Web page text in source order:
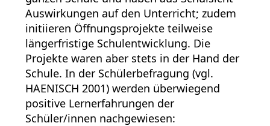
Auswirkungen auf den Unterricht; zudem
initiieren Öffnungsprojekte teilweise
längerfristige Schulentwicklung. Die
Projekte waren aber stets in der Hand der
Schule. In der Schülerbefragung (vgl.
HAENISCH 2001) werden überwiegend
positive Lernerfahrungen der
Schüler/innen nachgewiesen: